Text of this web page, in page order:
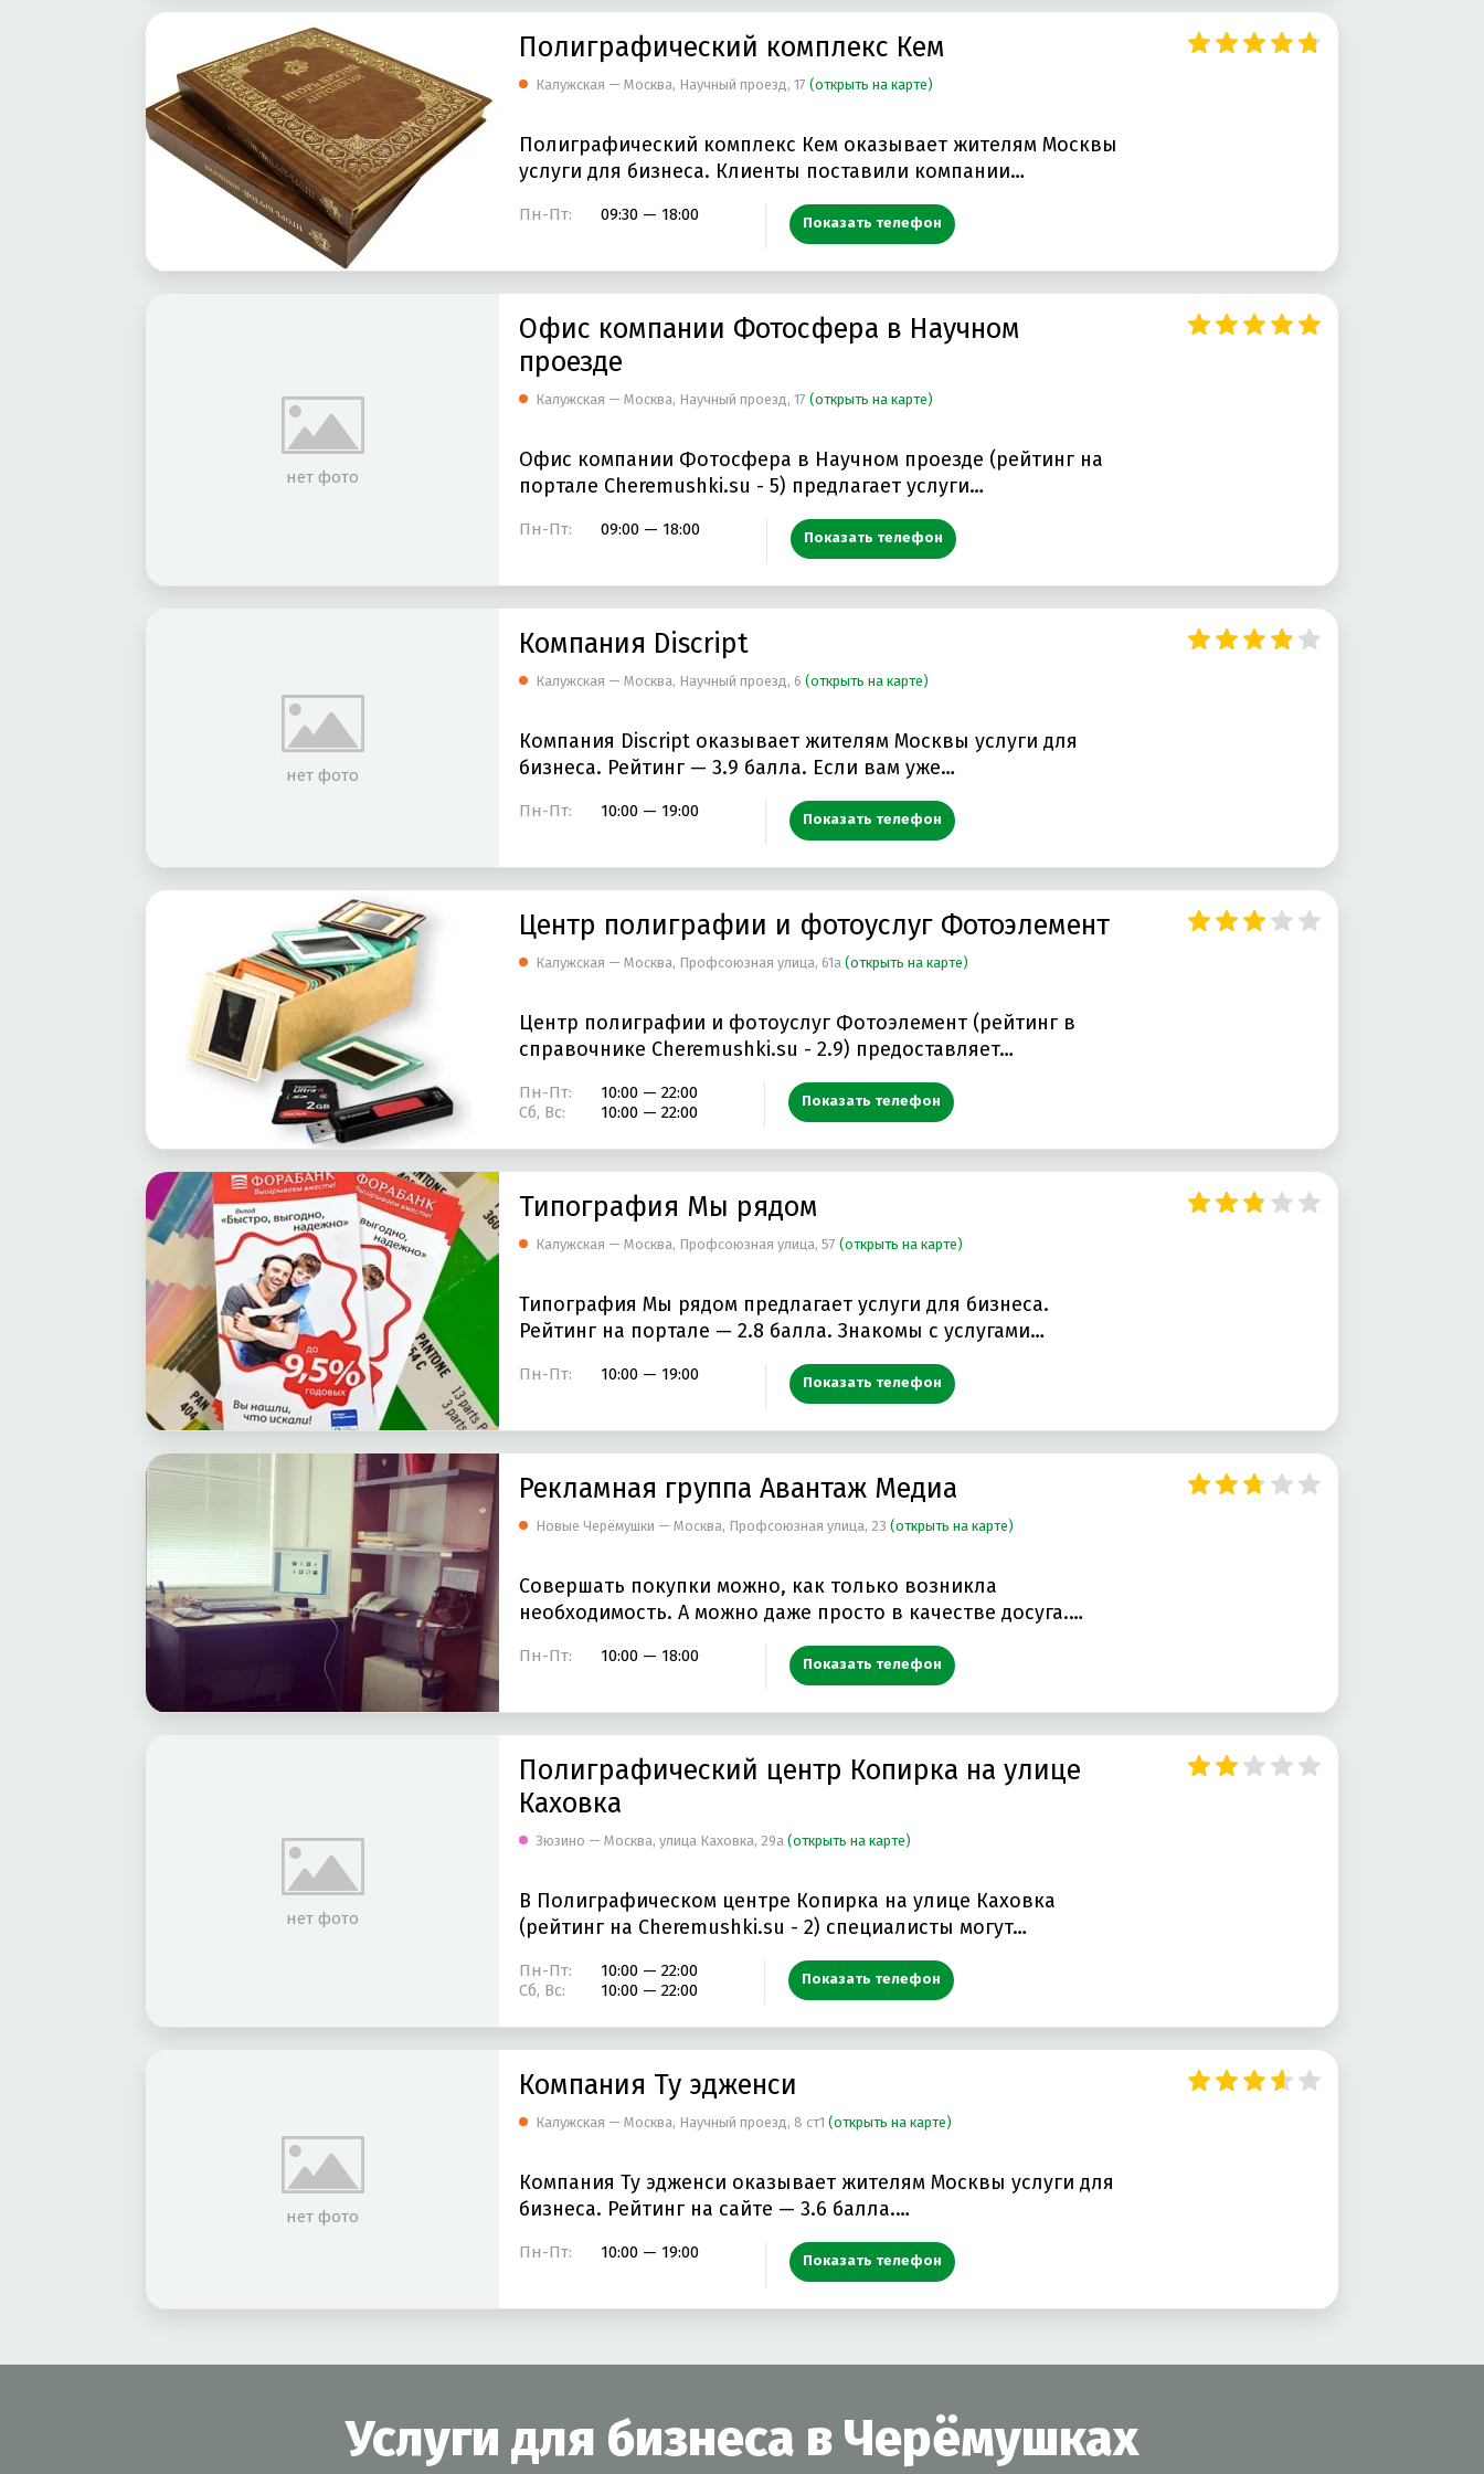
Полиграфический комплекс Кем
Калужская — Москва, Научный проезд, 17 (открыть на карте)
Полиграфический комплекс Кем оказывает жителям Москвы
услуги для бизнеса. Клиенты поставили компании…
Пн-Пт: 09:30 — 18:00 Показать телефон
нет фото
Офис компании Фотосфера в Научном
проезде
Калужская — Москва, Научный проезд, 17 (открыть на карте)
Офис компании Фотосфера в Научном проезде (рейтинг на
портале Cheremushki.su - 5) предлагает услуги…
Пн-Пт: 09:00 — 18:00 Показать телефон
нет фото
Компания Discript
Калужская — Москва, Научный проезд, 6 (открыть на карте)
Компания Discript оказывает жителям Москвы услуги для
бизнеса. Рейтинг — 3.9 балла. Если вам уже…
Пн-Пт: 10:00 — 19:00 Показать телефон
Центр полиграфии и фотоуслуг Фотоэлемент
Калужская — Москва, Профсоюзная улица, 61а(открыть на карте)
Центр полиграфии и фотоуслуг Фотоэлемент (рейтинг в
справочнике Cheremushki.su - 2.9) предоставляет…
Пн-Пт:
10:00 — 22:00
Сб, Вс:
10:00 — 22:00 Показать телефон
Типография Мы рядом
Калужская — Москва, Профсоюзная улица, 57 (открыть на карте)
Типография Мы рядом предлагает услуги для бизнеса.
Рейтинг на портале — 2.8 балла. Знакомы с услугами…
Пн-Пт: 10:00 — 19:00 Показать телефон
Рекламная группа Авантаж Медиа
Новые Черёмушки — Москва, Профсоюзная улица, 23 (открыть на карте)
Совершать покупки можно, как только возникла
необходимость. А можно даже просто в качестве досуга.…
Пн-Пт: 10:00 — 18:00 Показать телефон
нет фото
Полиграфический центр Копирка на улице
Каховка
Зюзино — Москва, улица Каховка, 29а(открыть на карте)
В Полиграфическом центре Копирка на улице Каховка
(рейтинг на Cheremushki.su - 2) специалисты могут…
Пн-Пт:
10:00 — 22:00
Сб, Вс:
10:00 — 22:00 Показать телефон
нет фото
Компания Ту эдженси
Калужская — Москва, Научный проезд, 8 ст1 (открыть на карте)
Компания Ту эдженси оказывает жителям Москвы услуги для
бизнеса. Рейтинг на сайте — 3.6 балла.…
Пн-Пт: 10:00 — 19:00 Показать телефон
Услуги для бизнеса в Черёмушках